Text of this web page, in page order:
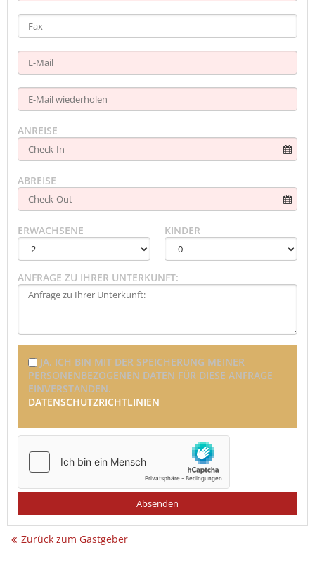
ANREISE
ABREISE
ERWACHSENE KINDER
ANFRAGE ZU IHRER UNTERKUNFT:
JA, ICH BIN MIT DER SPEICHERUNG MEINER
PERSONENBEZOGENEN DATEN FÜR DIESE ANFRAGE
EINVERSTANDEN.
DATENSCHUTZRICHTLINIEN
Zurück zum Gastgeber